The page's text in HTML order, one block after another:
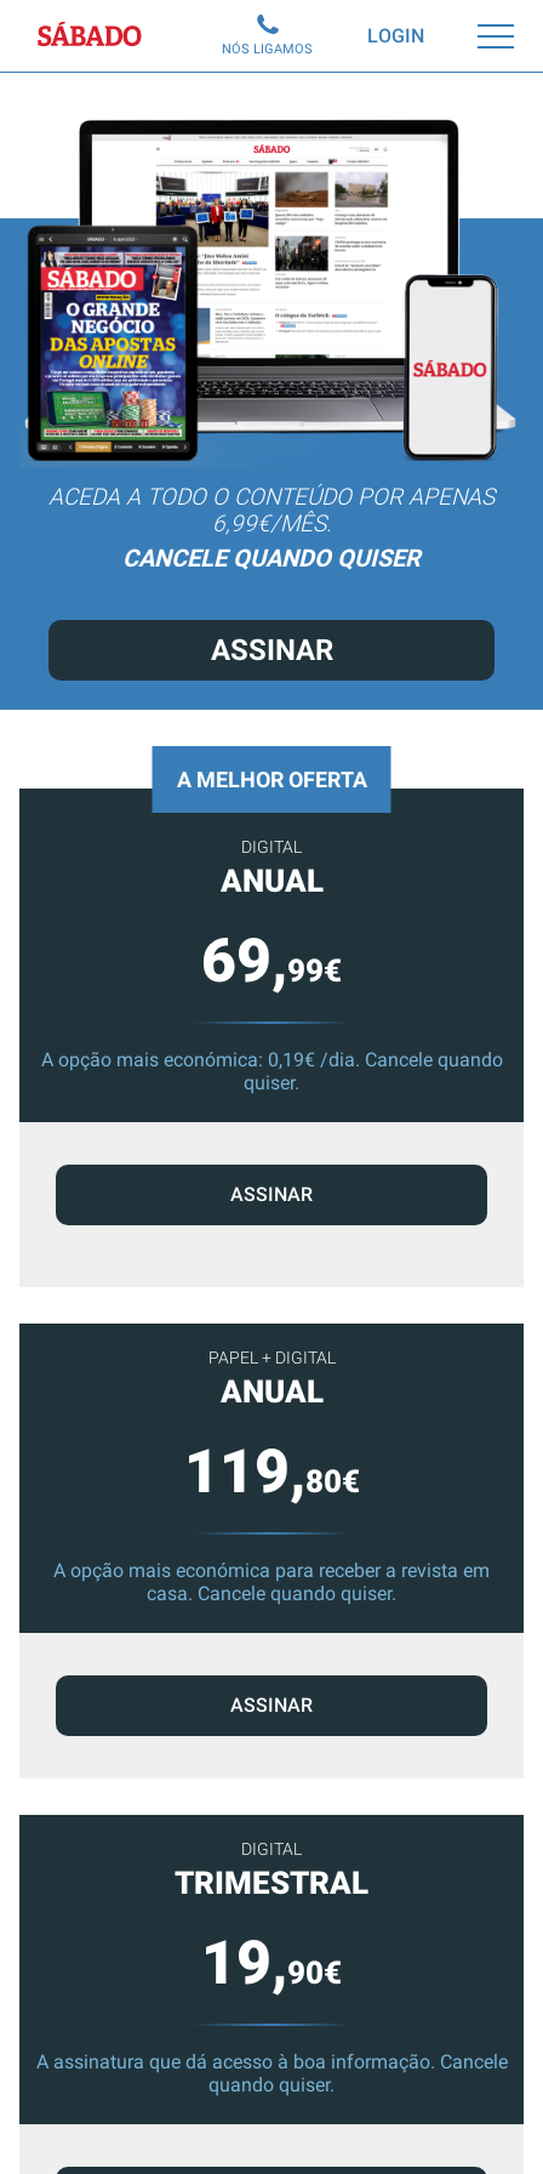
Sábado LOGIN
NÓS LIGAMOS
ACEDA A TODO O CONTEÚDO POR APENAS
6,99€/MÊS.
CANCELE QUANDO QUISER
ASSINAR
PAPEL + DIGITAL
ANUAL
119,80€
A opção mais económica para receber a revista em
casa. Cancele quando quiser.
ASSINAR
DIGITAL
TRIMESTRAL
19,90€
A assinatura que dá acesso à boa informação. Cancele
quando quiser.
A MELHOR OFERTA
DIGITAL
ANUAL
69,99€
A opção mais económica: 0,19€ /dia. Cancele quando
quiser.
ASSINAR